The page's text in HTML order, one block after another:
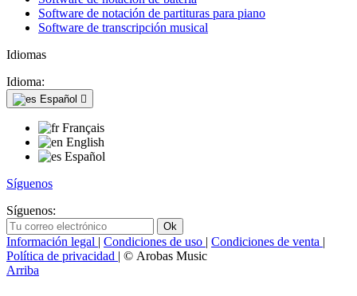
Software de notación de partituras para piano
Software de transcripción musical
Idiomas
Idioma:
Español 
Français
English
Español
Síguenos
Síguenos:
Información legal | Condiciones de uso | Condiciones de venta |
Política de privacidad | © Arobas Music
Arriba